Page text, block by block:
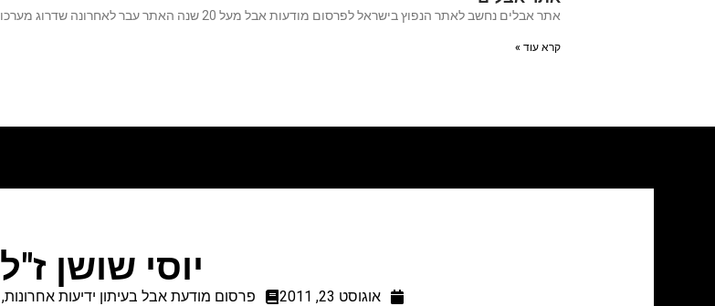
אתר אבלים נחשב לאתר הנפוץ בישראל לפרסום מודעות אבל מעל 20 שנה האתר עבר לאחרונה שדרוג מערכות על מנת שכל
קרא עוד »
יוסי שושן ז"ל
אוגוסט 23, 2011 פרסום מודעת אבל בעיתון ידיעות אחרונות,